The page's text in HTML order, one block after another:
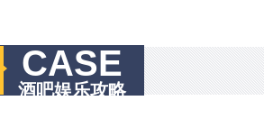
CASE
酒吧娱乐攻略